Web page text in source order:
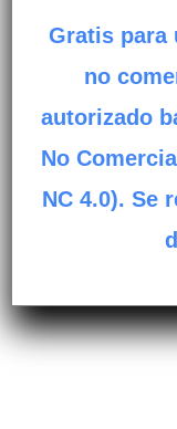
Gratis para
no
autorizado
No
NC 4.0). Se